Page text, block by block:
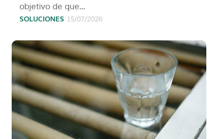
objetivo de que...
SOLUCIONES 15/07/2026